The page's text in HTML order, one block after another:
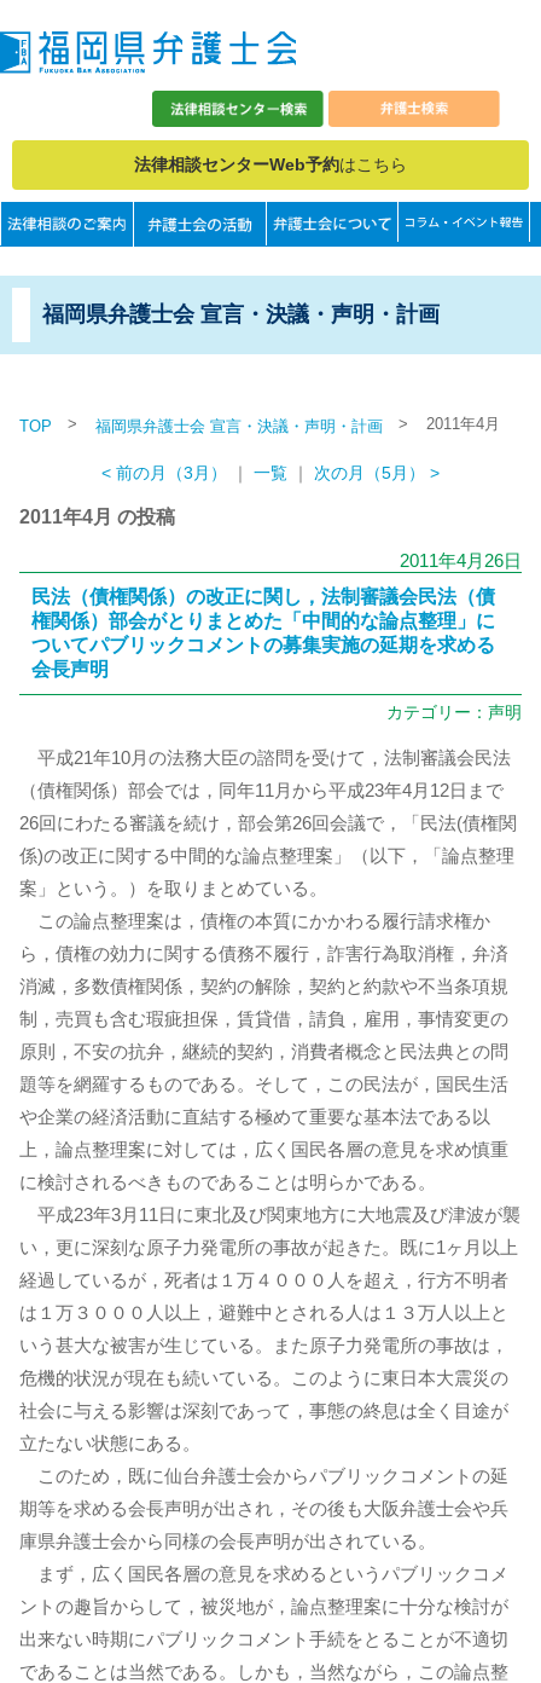
法律相談センターWeb予約はこちら
福岡県弁護士会 宣言・決議・声明・計画
TOP > 福岡県弁護士会 宣言・決議・声明・計画 > 2011年4月
< 前の月（3月） ｜ 一覧 ｜ 次の月（5月） >
2011年4月 の投稿
2011年4月26日
民法（債権関係）の改正に関し，法制審議会民法（債
権関係）部会がとりまとめた「中間的な論点整理」に
ついてパブリックコメントの募集実施の延期を求める
会長声明
カテゴリー： 声明
平成21年10月の法務大臣の諮問を受けて，法制審議会民法
（債権関係）部会では，同年11月から平成23年4月12日まで
26回にわたる審議を続け，部会第26回会議で，「民法(債権関
係)の改正に関する中間的な論点整理案」（以下，「論点整理
案」という。）を取りまとめている。
この論点整理案は，債権の本質にかかわる履行請求権か
ら，債権の効力に関する債務不履行，詐害行為取消権，弁済
消滅，多数債権関係，契約の解除，契約と約款や不当条項規
制，売買も含む瑕疵担保，賃貸借，請負，雇用，事情変更の
原則，不安の抗弁，継続的契約，消費者概念と民法典との問
題等を網羅するものである。そして，この民法が，国民生活
や企業の経済活動に直結する極めて重要な基本法である以
上，論点整理案に対しては，広く国民各層の意見を求め慎重
に検討されるべきものであることは明らかである。
平成23年3月11日に東北及び関東地方に大地震及び津波が襲
い，更に深刻な原子力発電所の事故が起きた。既に1ヶ月以上
経過しているが，死者は１万４０００人を超え，行方不明者
は１万３０００人以上，避難中とされる人は１３万人以上と
いう甚大な被害が生じている。また原子力発電所の事故は，
危機的状況が現在も続いている。このように東日本大震災の
社会に与える影響は深刻であって，事態の終息は全く目途が
立たない状態にある。
このため，既に仙台弁護士会からパブリックコメントの延
期等を求める会長声明が出され，その後も大阪弁護士会や兵
庫県弁護士会から同様の会長声明が出されている。
まず，広く国民各層の意見を求めるというパブリックコメ
ントの趣旨からして，被災地が，論点整理案に十分な検討が
出来ない時期にパブリックコメント手続をとることが不適切
であることは当然である。しかも，当然ながら，この論点整